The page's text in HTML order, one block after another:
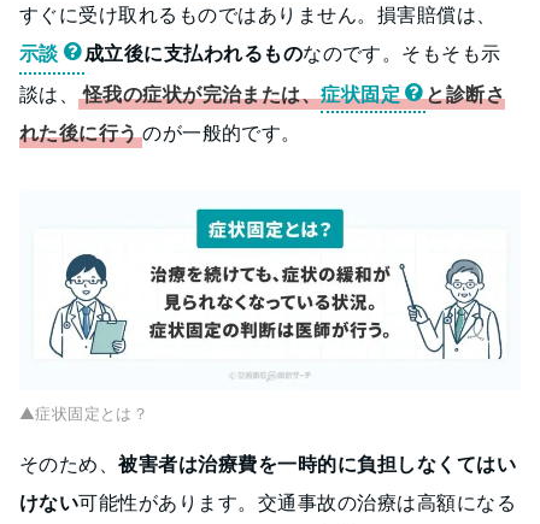
すぐに受け取れるものではありません。損害賠償は、
示談
成立後に支払われるものなのです。そもそも示
談は、怪我の症状が完治または、症状固定
と診断さ
れた後に行うのが一般的です。
▲症状固定とは？
そのため、被害者は治療費を一時的に負担しなくてはい
けない可能性があります。交通事故の治療は高額になる